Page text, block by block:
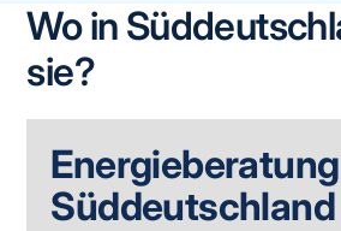
Wo in
sie?
Süddeutschland